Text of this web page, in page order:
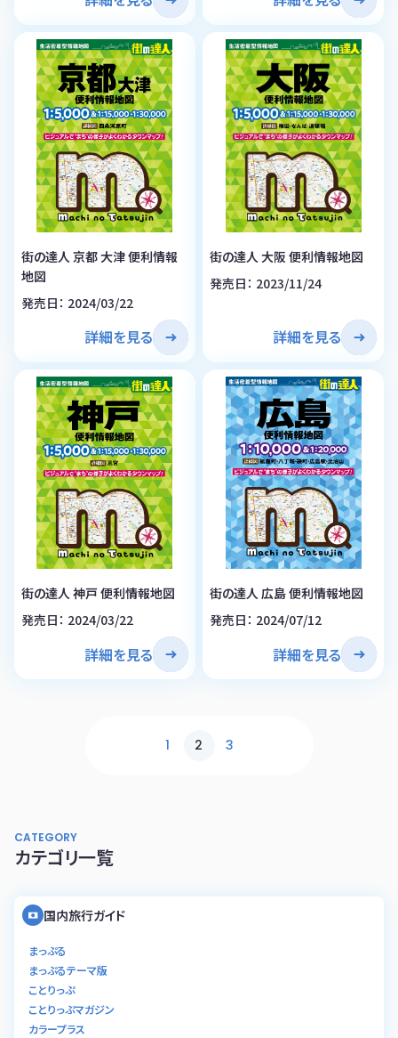
街の達人 京都 大津 便利情報
地図
発売日： 2024/03/22
詳細を見る
街の達人 大阪 便利情報地図
発売日： 2023/11/24
詳細を見る
街の達人 神戸 便利情報地図
発売日： 2024/03/22
詳細を見る
街の達人 広島 便利情報地図
発売日： 2024/07/12
詳細を見る
1 2 3
CATEGORY
カテゴリ一覧
国内旅行ガイド
まっぷる
まっぷるテーマ版
ことりっぷ
ことりっぷマガジン
カラープラス